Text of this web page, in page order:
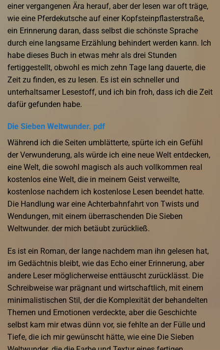
einer vergangenen Ära herauf, aber der lesen war oft träge,
wie eine Pferdekutsche auf einer Kopfsteinpflasterstraße,
ein Erinnerung daran, dass selbst die schönste Sprache
durch eine langsame Erzählung behindert werden kann. Ich
habe dieses Buch in etwas mehr als drei Stunden
fertiggestellt, obwohl es mich zehn Tage lang dauerte, die
Zeit zu finden, es zu lesen. Es ist ein schneller und
unterhaltsamer Lesestoff, und ich bin froh, dass ich die Zeit
dafür gefunden habe.
Die Sieben Weltwunder. pdf
Während ich die Seiten umblätterte, spürte ich ein Gefühl
der Verwunderung, als würde ich eine neue Welt entdecken,
eine Welt, die sowohl magisch als auch vollkommen real
kostenlos eine Welt, die in meinem Geist verweilte,
kostenlose nachdem ich kostenlose Lesen beendet hatte.
Die Handlung war eine Achterbahnfahrt von Twists und
Wendungen, mit einem überraschenden Die Sieben
Weltwunder. der mich betäubt zurückließ.
Es ist ein Roman, der lange nachdem man ihn gelesen hat,
im Gedächtnis bleibt, wie das Echo einer Erinnerung, aber
andere Leser möglicherweise enttäuscht zurücklässt. Die
Schreibweise war prägnant und wirtschaftlich, mit einem
minimalistischen Stil, der die Komplexität der behandelten
Themen und Emotionen verdeckte, aber die Geschichte
selbst kam mir etwas dünn vor, sie fehlte an der Fülle und
Tiefe, die ich mir gewünscht hätte, wie eine Die Sieben